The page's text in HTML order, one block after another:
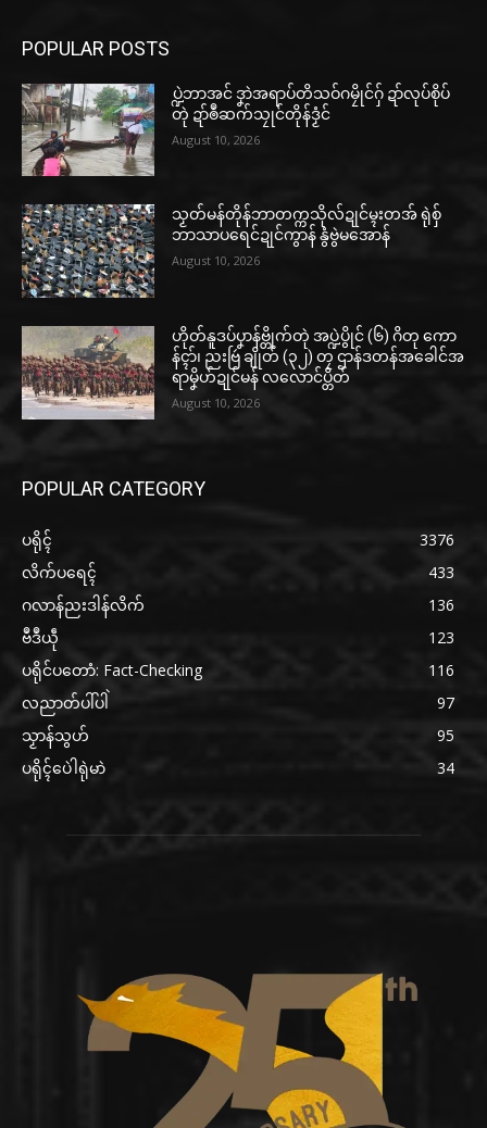
POPULAR POSTS
ပ္ဍဲဘာအင် ဒၞာဲအရာပ်တိသဝ်ဂမၠိုင်ဂှ် ဍာ်လုပ်စိုပ်
တုဲ ဍာ်ၜဳဆက်သၠုင်တိုန်ဒၟံင်
August 10, 2026
သၟတ်မန်တိုန်ဘာတက္ကသိုလ်ဍုင်မ္ၚးတအ် ရုဲစှ်
ဘာသာပရေင်ဍုင်ကွာန် နွံဗွဲမအောန်
August 10, 2026
ဟိုတ်နူဒပ်ပၞာန်ဗ္တိုက်တုဲ အပ္ဍဲပွိုင် (၆) ဂိတု ကော
န်ၚာ်၊ ညးဗြဴ ချိုတ် (၃၂) တၠ ဌာန်ဒတန်အခေါင်အ
ရာမၞိဟ်ဍုင်မန် လလောင်ပ္တိတ်
August 10, 2026
POPULAR CATEGORY
ပရိုၚ်
3376
လိက်ပရေၚ်
433
ဂလာန်ညးဒါန်လိက်
136
ဗဳဒဳယဵု
123
ပရိုင်ပတောံ: Fact-Checking
116
လညာတ်ပါ်ပါဲ
97
သၟာန်သွဟ်
95
ပရိုၚ်ပေဲါရုဲမာဲ
34